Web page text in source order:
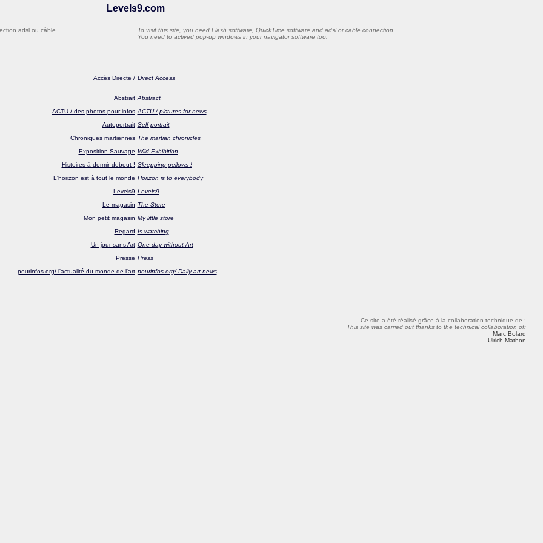
Levels9.com
adsl ou câble.
To visit this site, you need Flash software, QuickTime software and adsl or cable connection.
You need to actived pop-up windows in your navigator software too.
Accès Directe /
Abstrait
ACTU./ des photos pour infos
Autoportrait
Chroniques martiennes
Exposition Sauvage
Histoires à dormir debout !
L'horizon est à tout le monde
Levels9
Le magasin
Mon petit magasin
Regard
Un jour sans Art
Presse
pourinfos.org/ l'actualité du monde de l'art
Direct Access
Abstract
ACTU./ pictures for news
Self portrait
The martian chronicles
Wild Exhibition
Sleepping pellows !
Horizon is to everybody
Levels9
The Store
My little store
Is watching
One day without Art
Press
pourinfos.org/ Daily art news
Ce site a été réalisé grâce à la collaboration technique de :
This site was carried out thanks to the technical collaboration of:
Marc Bolard
Ulrich Mathon